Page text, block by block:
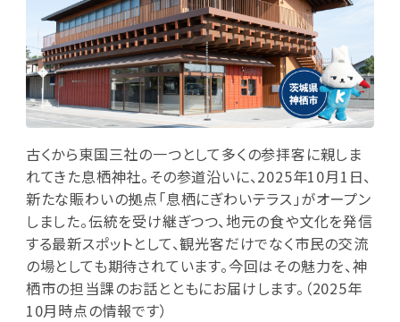
古くから東国三社の一つとして多くの参拝客に親しま
れてきた息栖神社。その参道沿いに、2025年10月1日、
新たな賑わいの拠点「息栖にぎわいテラス」がオープン
しました。伝統を受け継ぎつつ、地元の食や文化を発信
する最新スポットとして、観光客だけでなく市民の交流
の場としても期待されています。今回はその魅力を、神
栖市の担当課のお話とともにお届けします。（2025年
10月時点の情報です）